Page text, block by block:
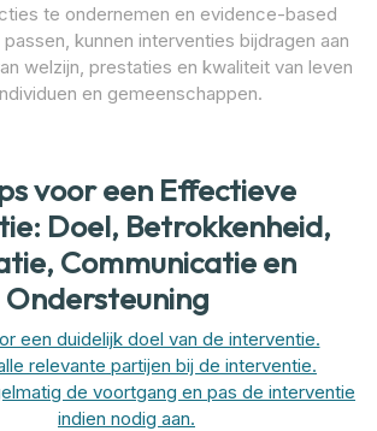
te ondernemen en evidence-based
kunnen interventies bijdragen aan
welzijn, prestaties en kwaliteit van leven
en gemeenschappen.
voor een Effectieve
Doel, Betrokkenheid,
Communicatie en
Ondersteuning
een duidelijk doel van de interventie.
relevante partijen bij de interventie.
de voortgang en pas de interventie
indien nodig aan.